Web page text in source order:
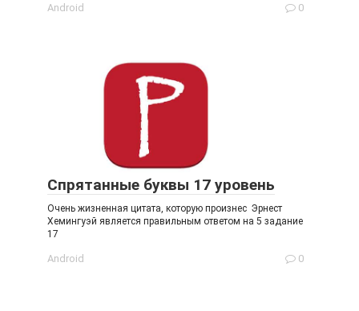
Android 0
Спрятанные буквы 17 уровень
Очень жизненная цитата, которую произнес Эрнест
Хемингуэй является правильным ответом на 5 задание
17
Android 0